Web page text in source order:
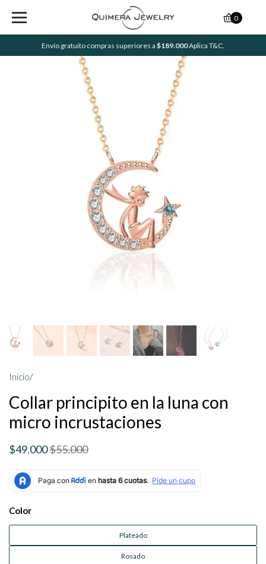
Envío gratuito compras superiores a $189.000Aplica T&C.
0
Inicio/
Collar principito en la luna con
micro incrustaciones
$49.000$55.000
Color
Plateado
Rosado